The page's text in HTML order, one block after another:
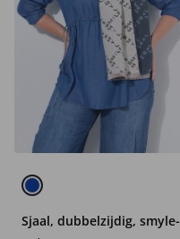
Sjaal, dubbelzijdig, smyle-